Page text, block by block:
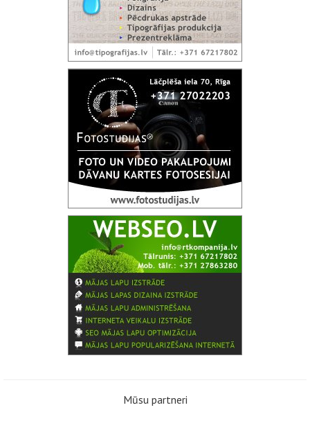
Mūsu partneri